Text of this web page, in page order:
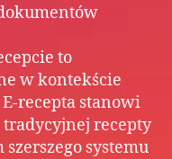
to
w kontekście
recepta stanowi
recepty
systemu